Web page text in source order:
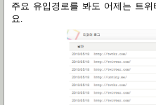
주요 유입경로를 봐도 어제는 트
요.